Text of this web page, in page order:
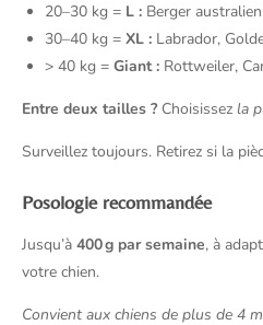
20–30 kg = L : Berger
30–40 kg = XL : Labrador,
> 40 kg = Giant : Rottweiler,
Entre deux tailles ? Choisissez la
Surveillez toujours. Retirez si la
Posologie recommandée
Jusqu’à 400 g par semaine, à
votre chien.
Convient aux chiens de plus de 4